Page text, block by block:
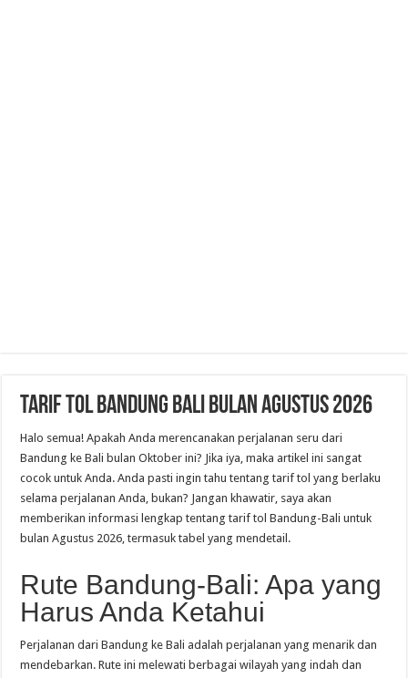
Tarif Tol Bandung Bali Bulan Agustus 2026
Halo semua! Apakah Anda merencanakan perjalanan seru dari
Bandung ke Bali bulan Oktober ini? Jika iya, maka artikel ini sangat
cocok untuk Anda. Anda pasti ingin tahu tentang tarif tol yang berlaku
selama perjalanan Anda, bukan? Jangan khawatir, saya akan
memberikan informasi lengkap tentang tarif tol Bandung-Bali untuk
bulan Agustus 2026, termasuk tabel yang mendetail.
Rute Bandung-Bali: Apa yang
Harus Anda Ketahui
Perjalanan dari Bandung ke Bali adalah perjalanan yang menarik dan
mendebarkan. Rute ini melewati berbagai wilayah yang indah dan